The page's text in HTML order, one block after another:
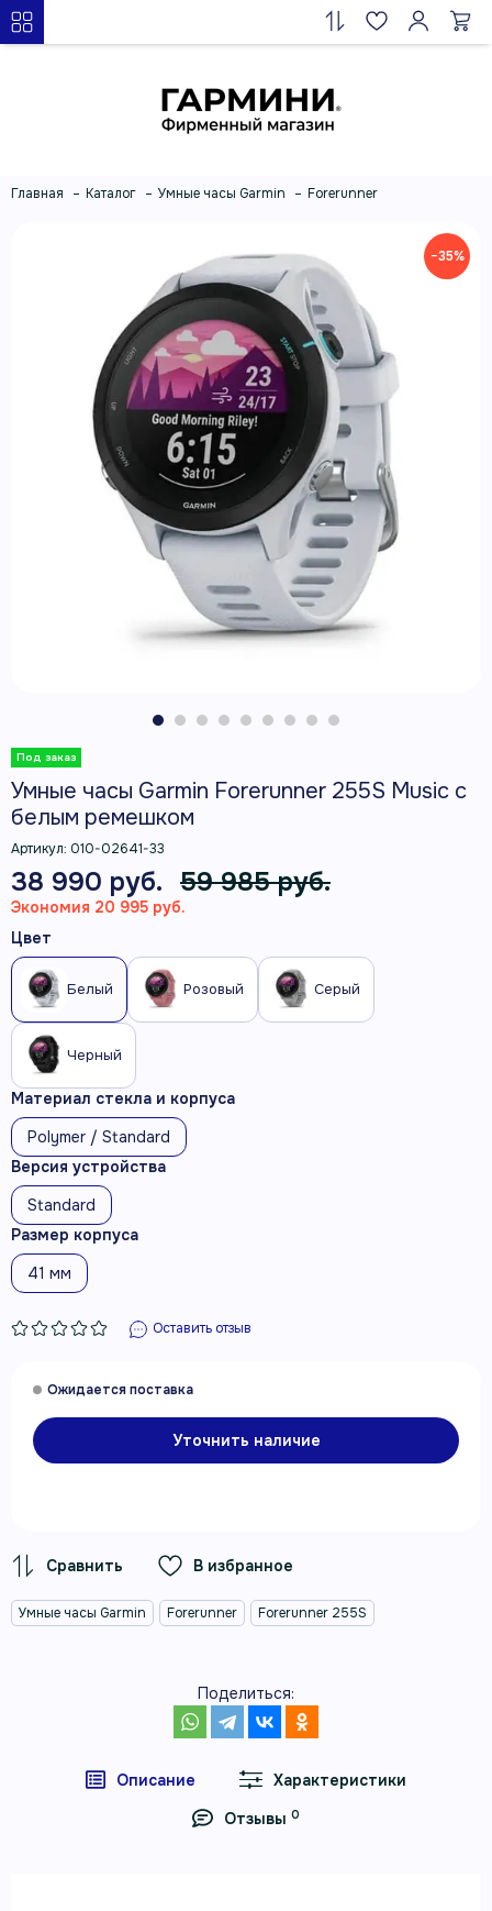
Главная Каталог Умные часы Garmin Forerunner
−35%
Умные часы Garmin Forerunner 255S Music с
белым ремешком
Артикул: 010-02641-33
38 990 руб. 59 985 руб.
Экономия 20 995 руб.
Цвет
Белый Розовый Серый
Черный
Материал стекла и корпуса
Polymer / Standard
Версия устройства
Standard
Размер корпуса
41 мм
Оставить отзыв
Уточнить наличие
В избранное
Умные часы Garmin Forerunner Forerunner 255S
Поделиться:
Описание
Характеристики
Отзывы 0